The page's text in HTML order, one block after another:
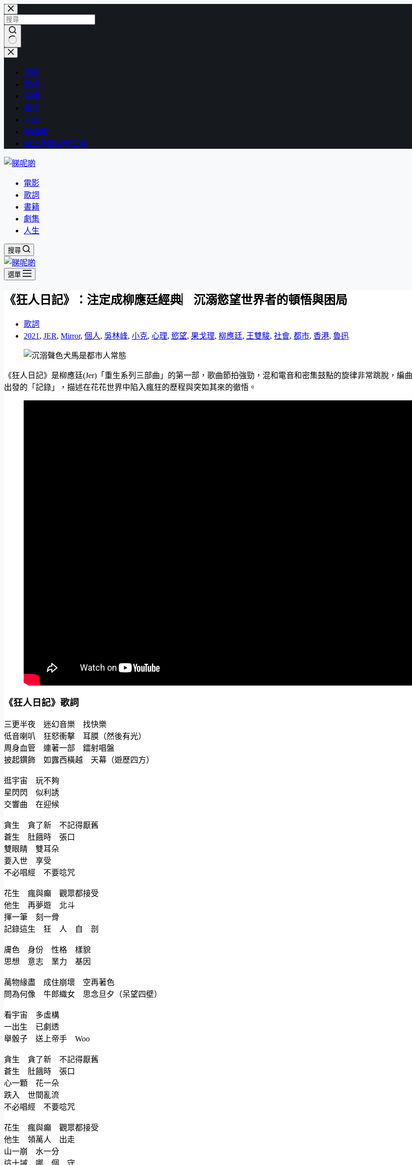
跳
至
主
要
內
找
結
果
電影
歌詞
書籍
劇集
人生
聯絡我
線上字數計算工具
電影
歌詞
書籍
劇集
人生
搜尋
選單
《狂人日記》：注定成柳應廷經典︳沉溺慾望世界者的頓悟與困局
歌詞
2021 , JER, Mirror, 個人, 吳林峰, 小克, 心理, 慾望, 果戈理, 柳應廷, 王雙駿, 社會, 都市, 香港, 魯迅
《狂人日記》是柳應廷(Jer)「重生系列三部曲」的第一部，歌曲節拍強勁，混和電音和密集鼓點的旋律非常跳脫，
出發的「記錄」，描述在花花世界中陷入瘋狂的歷程與突如其來的徹悟。
《狂人日記》歌詞
三更半夜 迷幻音樂 找快樂
低音喇叭 狂怒衝擊 耳膜（然後有光）
周身血管 連著一部 鐳射唱盤
披起鑽飾 如露西橫越 天幕（遊歷四方）
逛宇宙 玩不夠
星閃閃 似利誘
交響曲 在迎候
貪生 貪了新 不記得厭舊
蒼生 肚餓時 張口
雙眼睛 雙耳朵
要入世 享受
不必唱經 不要唸咒
花生 瘋與癲 觀眾都接受
他生 再夢遊 北斗
揮一筆 刻一骨
記錄這生 狂 人 自 剖
膚色 身份 性格 樣貌
思想 意志 業力 基因
萬物緣盡 成住崩壞 空再著色
問為何像 牛郎織女 思念旦夕（呆望四壁）
看宇宙 多虛構
一出生 已劇透
舉骰子 送上帝手 Woo
貪生 貪了新 不記得厭舊
蒼生 肚餓時 張口
心一顆 花一朵
跌入 世間亂流
不必唱經 不要唸咒
花生 瘋與癲 觀眾都接受
他生 領萬人 出走
山一崩 水一分
這十誡 哪 個 守